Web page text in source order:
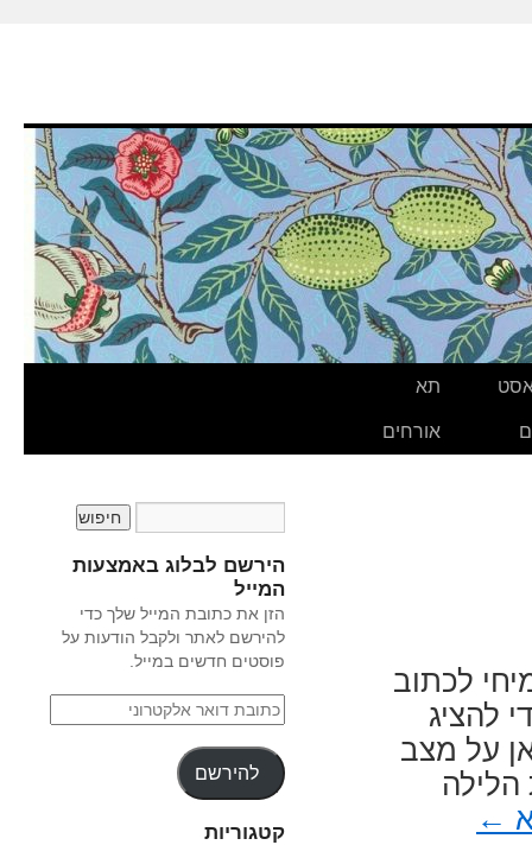
תא
אורחים
לכתוב
להציג
על מצב
הלילה
←
הירשם לבלוג באמצעות
המייל
הזן את כתובת המייל שלך כדי
להירשם לאתר ולקבל הודעות על
פוסטים חדשים במייל.
להירשם
קטגוריות